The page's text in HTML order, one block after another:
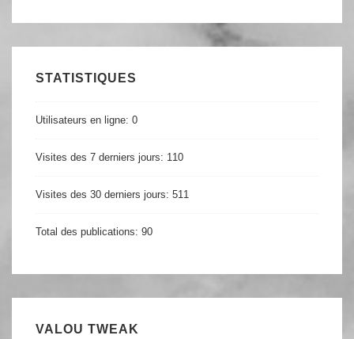
STATISTIQUES
Utilisateurs en ligne: 0
Visites des 7 derniers jours: 110
Visites des 30 derniers jours: 511
Total des publications: 90
VALOU TWEAK